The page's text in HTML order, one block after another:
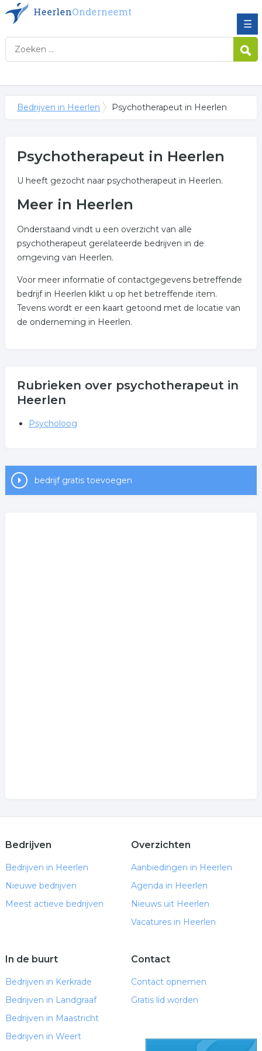
☰
Bedrijven in Heerlen Psychotherapeut in Heerlen
Psychotherapeut in Heerlen
U heeft gezocht naar psychotherapeut in Heerlen.
Meer in Heerlen
Onderstaand vindt u een overzicht van alle
psychotherapeut gerelateerde bedrijven in de
omgeving van Heerlen.
Voor meer informatie of contactgegevens betreffende
bedrijf in Heerlen klikt u op het betreffende item.
Tevens wordt er een kaart getoond met de locatie van
de onderneming in Heerlen.
Rubrieken over psychotherapeut in
Heerlen
Psycholoog
bedrijf gratis toevoegen
Bedrijven
Bedrijven in Heerlen
Nieuwe bedrijven
Meest actieve bedrijven
Overzichten
Aanbiedingen in Heerlen
Agenda in Heerlen
Nieuws uit Heerlen
Vacatures in Heerlen
In de buurt
Bedrijven in Kerkrade
Bedrijven in Landgraaf
Bedrijven in Maastricht
Bedrijven in Weert
Contact
Contact opnemen
Gratis lid worden